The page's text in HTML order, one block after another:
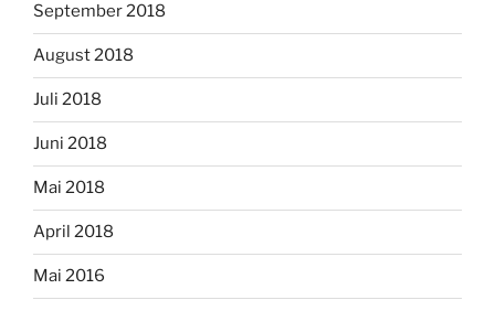
September 2018
August 2018
Juli 2018
Juni 2018
Mai 2018
April 2018
Mai 2016